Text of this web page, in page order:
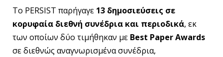
Το PERSIST παρήγαγε 13 δημοσιεύσεις σε
κορυφαία διεθνή συνέδρια και περιοδικά, εκ
των οποίων δύο τιμήθηκαν με Best PaperAwards
σε διεθνώς αναγνωρισμένα συνέδρια,